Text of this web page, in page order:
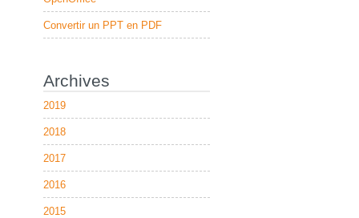
Convertir un PPT en PDF
Archives
2019
2018
2017
2016
2015